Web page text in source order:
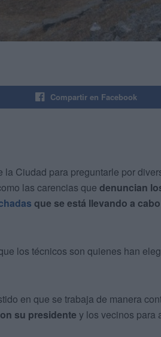
Compartir en Facebook
la Ciudad para preguntarle por
las carencias que denuncian
que se está llevando a
los técnicos son quienes han
en que se trabaja de manera
su presidente y los vecinos para